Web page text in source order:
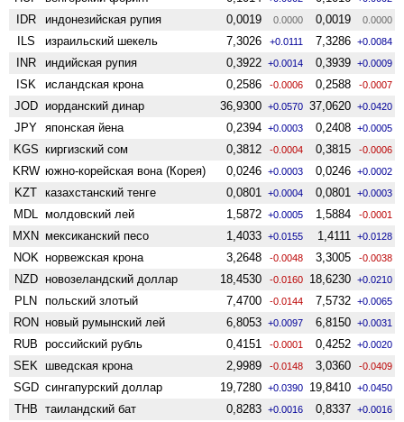
IDR индонезийская рупия 0,0019 0.0000 0,0019 0.0000
ILS израильский шекель 7,3026 +0.0111 7,3286 +0.0084
INR индийская рупия 0,3922 +0.0014 0,3939 +0.0009
ISK исландская крона 0,2586 -0.0006 0,2588 -0.0007
JOD иорданский динар 36,9300 +0.0570 37,0620 +0.0420
JPY японская йена 0,2394 +0.0003 0,2408 +0.0005
KGS киргизский сом 0,3812 -0.0004 0,3815 -0.0006
KRW южно-корейская вона (Корея) 0,0246 +0.0003 0,0246 +0.0002
KZT казахстанский тенге 0,0801 +0.0004 0,0801 +0.0003
MDL молдовский лей 1,5872 +0.0005 1,5884 -0.0001
MXN мексиканский песо 1,4033 +0.0155 1,4111 +0.0128
NOK норвежская крона 3,2648 -0.0048 3,3005 -0.0038
NZD ново­зеландский доллар 18,4530 -0.0160 18,6230 +0.0210
PLN польский злотый 7,4700 -0.0144 7,5732 +0.0065
RON новый румынский лей 6,8053 +0.0097 6,8150 +0.0031
RUB российский рубль 0,4151 -0.0001 0,4252 +0.0020
SEK шведская крона 2,9989 -0.0148 3,0360 -0.0409
SGD сингапурский доллар 19,7280 +0.0390 19,8410 +0.0450
THB таиландский бат 0,8283 +0.0016 0,8337 +0.0016